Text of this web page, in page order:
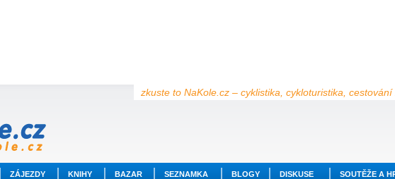
zkuste to NaKole.cz – cyklistika, cykloturistika, cestování
ZÁJEZDY KNIHY BAZAR SEZNAMKA BLOGY DISKUSE SOUTĚŽE A